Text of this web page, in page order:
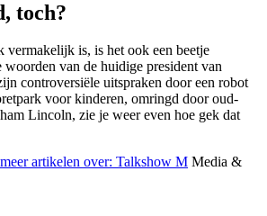
toch?
vermakelijk is, is het ook een beetje
van de huidige president van
controversiële uitspraken door een robot
voor kinderen, omringd door oud-
Lincoln, zie je weer even hoe gek dat
artikelen over: Talkshow M Media &